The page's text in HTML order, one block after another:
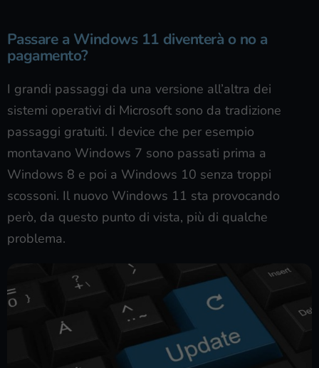
Passare a Windows 11 diventerà o no a
pagamento?
I grandi passaggi da una versione all’altra dei
sistemi operativi di Microsoft sono da tradizione
passaggi gratuiti. I device che per esempio
montavano Windows 7 sono passati prima a
Windows 8 e poi a Windows 10 senza troppi
scossoni. Il nuovo Windows 11 sta provocando
però, da questo punto di vista, più di qualche
problema.